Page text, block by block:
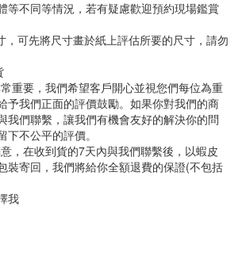
等不同等情況，若有疑慮歡迎預約現場鑑賞
，可先將尺寸畫於紙上評估所要的尺寸，請勿
重要，我們希望客戶開心並視您們每位為重
予我們正面的評價鼓勵。如果你對我們的商
我們聯繫，讓我們有機會友好的解決你的問
下不公平的評價。
，在收到貨的7天內與我們聯繫後，以蝦皮
裝寄回，我們將給你全額退費的保證(不包括
我